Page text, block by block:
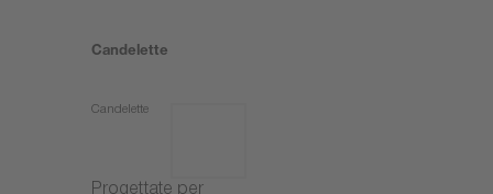
Candelette
Candelette